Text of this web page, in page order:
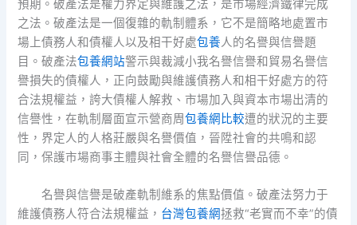
預期。破產法是權力界定與維護之法，是市場經濟鐵律完成
之法。破產法是一個復雜的軌制體系，它不是簡略地處置市
場上債務人和債權人以及相干好處包養人的名譽與信譽題
目。破產法包養網站警示與裁減小我名譽信譽和貿易名譽信
譽損失的債權人，正向鼓勵與維護債務人和相干好處方的符
合法規權益，誇大債權人解救、市場加入與資本市場出清的
信譽性，在軌制層面宣示營商周包養網比較遭的狀況的主要
性，界定人的人格莊嚴與名譽價值，晉陞社會的共鳴和認
同，保護市場商事主體與社會全體的名譽信譽品德。
名譽與信譽是破產軌制維系的焦點價值。破產法努力于
維護債務人符合法規權益， 台灣包養網拯救“老實而不幸”的債